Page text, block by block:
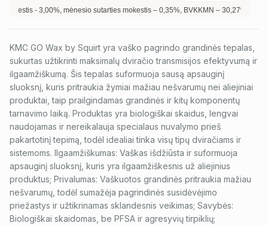
-3,00 %, mėnesio sutarties mokestis –0,35 %, BVKKMN –30,27%, bendra
KMC GO Wax by Squirt yra vaško pagrindo grandinės tepalas,
sukurtas užtikrinti maksimalų dviračio transmisijos efektyvumą ir
ilgaamžiškumą. Šis tepalas suformuoja sausą apsauginį
sluoksnį, kuris pritraukia žymiai mažiau nešvarumų nei aliejiniai
produktai, taip prailgindamas grandinės ir kitų komponentų
tarnavimo laiką. Produktas yra biologiškai skaidus, lengvai
naudojamas ir nereikalauja specialaus nuvalymo prieš
pakartotinį tepimą, todėl idealiai tinka visų tipų dviračiams ir
sistemoms. Ilgaamžiškumas: Vaškas išdžiūsta ir suformuoja
apsauginį sluoksnį, kuris yra ilgaamžiškesnis už aliejinius
produktus; Privalumas: Vaškuotos grandinės pritraukia mažiau
nešvarumų, todėl sumažėja pagrindinės susidėvėjimo
priežastys ir užtikrinamas sklandesnis veikimas; Savybės:
Biologiškai skaidomas, be PFSA ir agresyvių tirpiklių;